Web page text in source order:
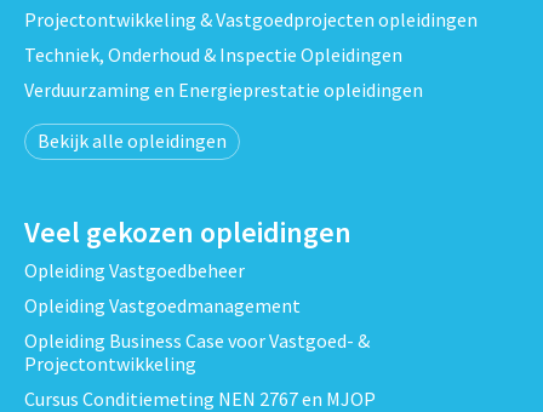
Projectontwikkeling & Vastgoedprojecten opleidingen
Techniek, Onderhoud & Inspectie Opleidingen
Verduurzaming en Energieprestatie opleidingen
Bekijk alle opleidingen
Veel gekozen opleidingen
Opleiding Vastgoedbeheer
Opleiding Vastgoedmanagement
Opleiding Business Case voor Vastgoed- &
Projectontwikkeling
Cursus Conditiemeting NEN 2767 en MJOP